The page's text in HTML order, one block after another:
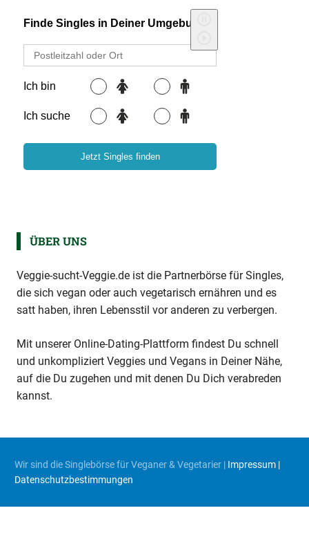
ÜBER UNS
Veggie-sucht-Veggie.de ist die Partnerbörse für Singles,
die sich vegan oder auch vegetarisch ernähren und es
satt haben, ihren Lebensstil vor anderen zu verbergen.
Mit unserer Online-Dating-Plattform findest Du schnell
und unkompliziert Veggies und Vegans in Deiner Nähe,
auf die Du zugehen und mit denen Du Dich verabreden
kannst.
Wir sind die Singlebörse für Veganer & Vegetarier | Impressum |
Datenschutzbestimmungen